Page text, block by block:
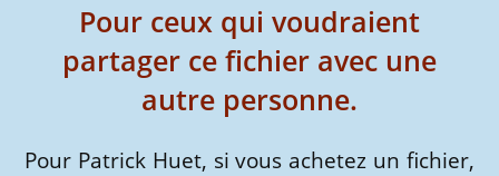
Pour ceux qui voudraient
partager ce fichier avec une
autre personne.
Pour Patrick Huet, si vous achetez un fichier,